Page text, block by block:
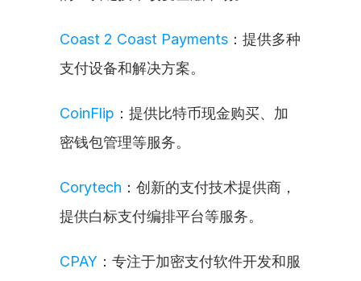
Coast 2 Coast Payments ：提供多种
支付设备和解决方案。
CoinFlip ：提供比特币现金购买、加
密钱包管理等服务。
Corytech ：创新的支付技术提供商，
提供白标支付编排平台等服务。
CPAY ：专注于加密支付软件开发和服